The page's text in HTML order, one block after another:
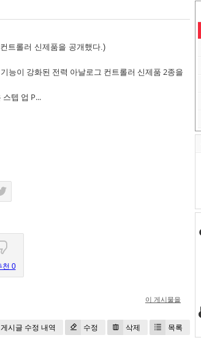
능이 강화된 전력 아날로그 컨트롤러 신제품 2종을
텝 업 P...
천 0
이 게시물을
게시글 수정 내역 수정 삭제 목록